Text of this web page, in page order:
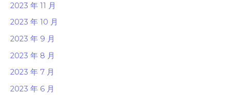
2023 年 11 月
2023 年 10 月
2023 年 9 月
2023 年 8 月
2023 年 7 月
2023 年 6 月